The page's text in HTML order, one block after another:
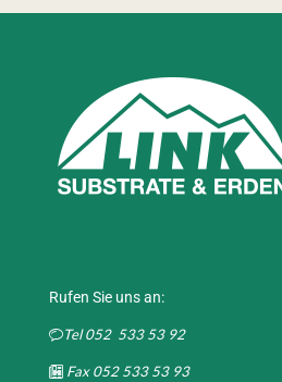
Rufen Sie uns an:
Tel 052 533 53 92
Fax 052 533 53 93